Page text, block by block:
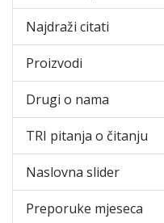
Najdraži citati
Proizvodi
Drugi o nama
TRI pitanja o čitanju
Naslovna slider
Preporuke mjeseca